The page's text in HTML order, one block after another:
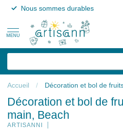
Nous sommes durables
MENU
Accueil / Décoration et bol de
Décoration et bol de
main, Beach
ARTISANNI